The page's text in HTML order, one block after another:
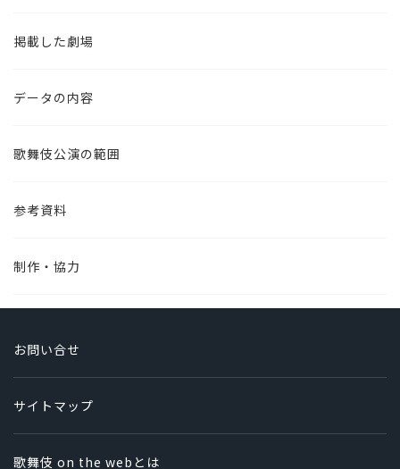
掲載した劇場
データの内容
歌舞伎公演の範囲
参考資料
制作・協力
お問い合せ
サイトマップ
歌舞伎 on the webとは